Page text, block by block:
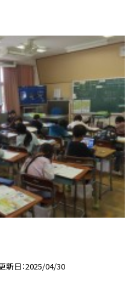
新日 2025/04/30